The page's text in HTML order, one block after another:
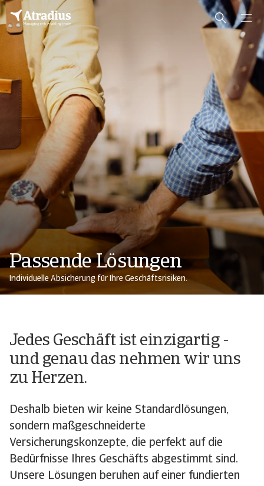
Passende Lösungen
Individuelle Absicherung für Ihre Geschäftsrisiken.
Jedes Geschäft ist einzigartig -
und genau das nehmen wir uns
zu Herzen.
Deshalb bieten wir keine Standardlösungen,
sondern maßgeschneiderte
Versicherungskonzepte, die perfekt auf die
Bedürfnisse Ihres Geschäfts abgestimmt sind.
Unsere Lösungen beruhen auf einer fundierten